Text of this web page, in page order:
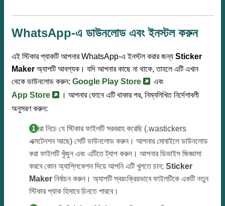
WhatsApp-এ ডাউনলোড এবং ইনস্টল করুন
এই স্টিকার প্যাকটি আপনার WhatsApp-এ ইনস্টল করার জন্য Sticker
Maker অ্যাপটি আবশ্যক। যদি আপনার কাছে না থাকে, তাহলে এটি এখান
থেকে ডাউনলোড করুন: Google Play Store
এবং
App Store
। আপনার ফোনে এটি থাকার পর, নিম্নলিখিত নির্দেশাবলী
অনুসরণ করুন:
আমরা নিচে যে স্টিকার ফাইলটি সরবরাহ করেছি (.wastickers
এক্সটেনশন আছে) সেটি ডাউনলোড করুন। আপনার মোবাইলে ডাউনলোড
করা ফাইলটি খুঁজুন এবং এটিতে ট্যাপ করুন। আপনার ডিভাইস জিজ্ঞাসা
করবে কোন অ্যাপ্লিকেশন দিয়ে আপনি এটি খুলতে চান; Sticker
Maker নির্বাচন করুন। অ্যাপটি স্বয়ংক্রিয়ভাবে ফাইলটিকে একটি নতুন
স্টিকার প্যাক হিসাবে চিনতে পারবে।